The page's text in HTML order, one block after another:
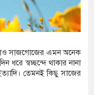
সাজগোজের এমন অনেক
ধরে স্বচ্ছন্দে থাকার নানা
তেমনই কিছু সাজের